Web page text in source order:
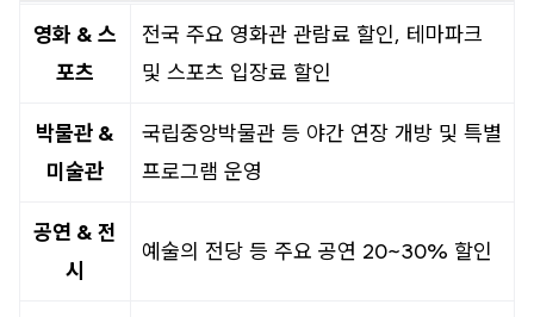
영화 & 스
포츠
전국 주요 영화관 관람료 할인, 테마파크
및 스포츠 입장료 할인
박물관 &
미술관
국립중앙박물관 등 야간 연장 개방 및 특별
프로그램 운영
공연 & 전
시
예술의 전당 등 주요 공연 20~30% 할인